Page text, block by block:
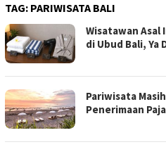
TAG: PARIWISATA BALI
Wisatawan Asal
di Ubud Bali, Ya
Pariwisata
Penerimaan